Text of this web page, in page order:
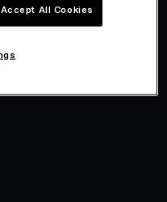
Accept All Cookies